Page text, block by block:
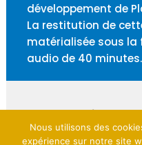
développement de
La restitution de
matérialisée sous la
audio de 40 minutes.
Nous utilisons des
expérience sur notre site